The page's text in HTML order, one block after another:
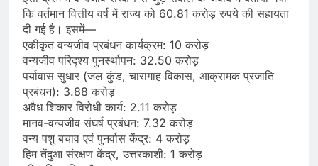
कि वर्तमान वित्तीय वर्ष में राज्य को 60.81 करोड़ रुपये की सहायता
दी गई है। इसमें—
एकीकृत वन्यजीव प्रबंधन कार्यक्रम: 10 करोड़
वन्यजीव परिदृश्य पुनर्स्थापन: 32.50 करोड़
पर्यावास सुधार (जल कुंड, चारागाह विकास, आक्रामक प्रजाति
प्रबंधन): 3.88 करोड़
अवैध शिकार विरोधी कार्य: 2.11 करोड़
मानव-वन्यजीव संघर्ष प्रबंधन: 7.32 करोड़
वन्य पशु बचाव एवं पुनर्वास केंद्र: 4 करोड़
हिम तेंदुआ संरक्षण केंद्र, उत्तरकाशी: 1 करोड़